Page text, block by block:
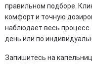
правильном подборе.
комфорт и точную
наблюдает весь
день или по
Запишитесь на